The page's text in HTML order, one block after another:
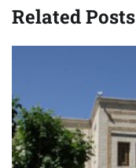
Related Posts